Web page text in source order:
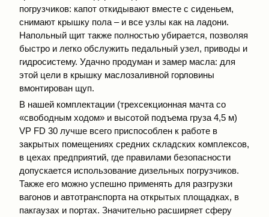
погрузчиков: капот откидывают вместе с сиденьем,
снимают крышку пола – и все узлы как на ладони.
Напольный щит также полностью убирается, позволяя
быстро и легко обслужить педальный узел, приводы и
гидросистему. Удачно продуман и замер масла: для
этой цели в крышку маслозаливной горловины
вмонтирован щуп.
В нашей комплектации (трехсекционная мачта со
«свободным ходом» и высотой подъема груза 4,5 м)
VP FD 30 лучше всего приспособлен к работе в
закрытых помещениях средних складских комплексов,
в цехах предприятий, где правилами безопасности
допускается использование дизельных погрузчиков.
Также его можно успешно применять для разгрузки
вагонов и автотранспорта на открытых площадках, в
пакгаузах и портах. Значительно расширяет сферу